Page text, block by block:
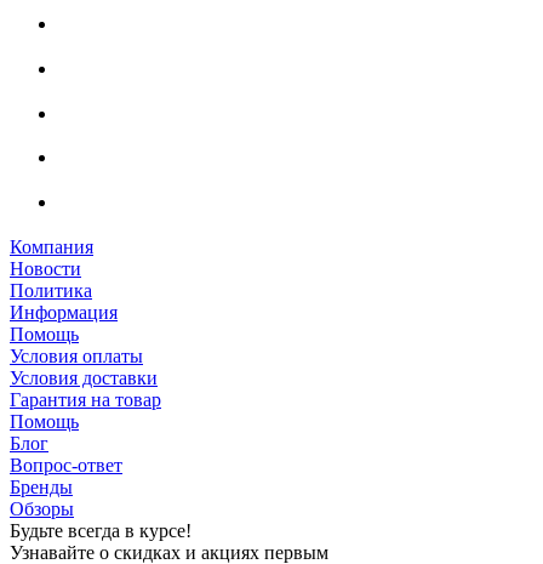
Компания
Новости
Политика
Информация
Помощь
Условия оплаты
Условия доставки
Гарантия на товар
Помощь
Блог
Вопрос-ответ
Бренды
Обзоры
Будьте всегда в курсе!
Узнавайте о скидках и акциях первым